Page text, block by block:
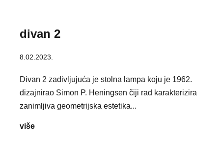
divan 2
8.02.2023.
Divan 2 zadivljujuća je stolna lampa koju je 1962.
dizajnirao Simon P. Heningsen čiji rad karakterizira
zanimljiva geometrijska estetika...
višedivan